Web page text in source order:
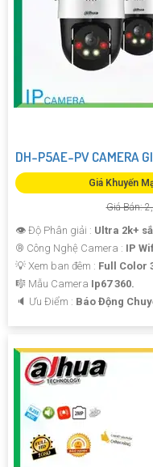
DH-P5AE-PV CAMERA
Giá Khuyến
Giá Bán:
👁 Độ Phân giải : Ultra 2k+
®️ Công Nghệ Camera : IP
💡 Xem ban đêm : Full Color
🎼️ Mẫu Camera Ip67 360.
️🔈 Ưu Điểm : Báo Động